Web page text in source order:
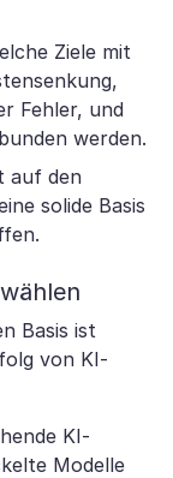
Ziele mit
Fehler, und
werden.
auf den
solide Basis
Basis ist
von KI-
KI-
Modelle